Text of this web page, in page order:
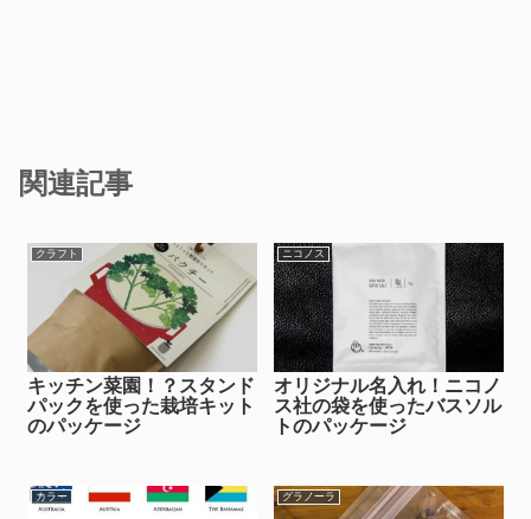
関連記事
クラフト
キッチン菜園！？スタンド
パックを使った栽培キット
のパッケージ
ニコノス
オリジナル名入れ！ニコノ
ス社の袋を使ったバスソル
トのパッケージ
カラー グラノーラ